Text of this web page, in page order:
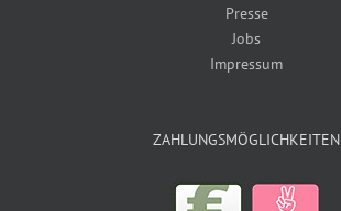
Presse
Jobs
Impressum
ZAHLUNGSMÖGLICHKEITEN